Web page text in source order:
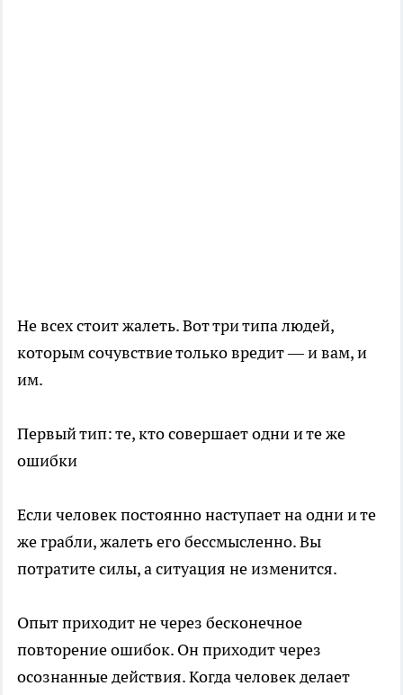
Не всех стоит жалеть. Вот три типа людей,
которым сочувствие только вредит — и вам, и
им.
Первый тип: те, кто совершает одни и те же
ошибки
Если человек постоянно наступает на одни и те
же грабли, жалеть его бессмысленно. Вы
потратите силы, а ситуация не изменится.
Опыт приходит не через бесконечное
повторение ошибок. Он приходит через
осознанные действия. Когда человек делает